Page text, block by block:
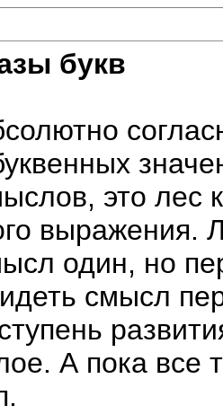
букв
это лес
один, но
смысл
А пока все